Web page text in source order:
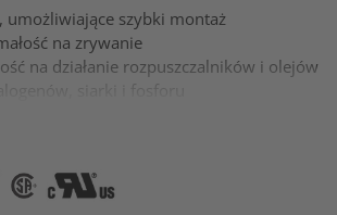
umożliwiające szybki montaż
na zrywanie
na działanie rozpuszczalników i olejów
siarki i fosforu